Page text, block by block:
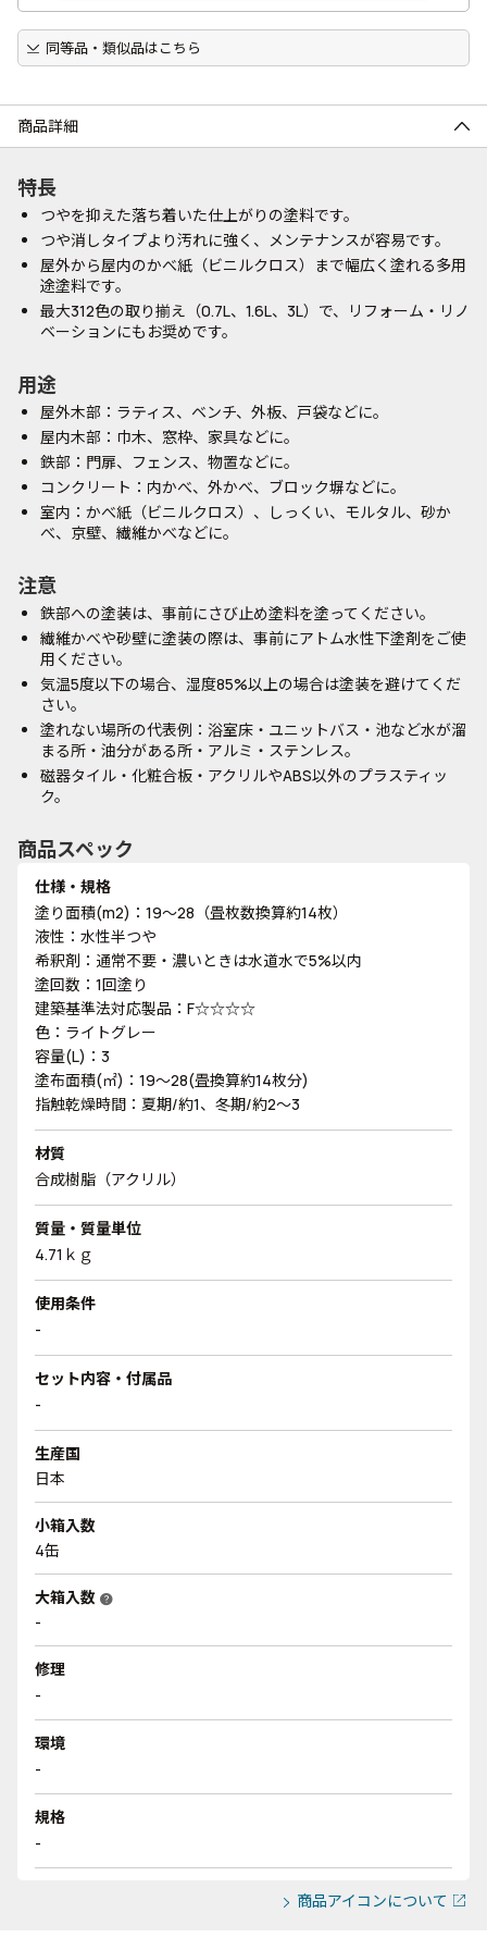
同等品・類似品はこちら
商品詳細
特長
つやを抑えた落ち着いた仕上がりの塗料です。
つや消しタイプより汚れに強く、メンテナンスが容易です。
屋外から屋内のかべ紙（ビニルクロス）まで幅広く塗れる多用
途塗料です。
最大312色の取り揃え（0.7L、1.6L、3L）で、リフォーム・リノ
ベーションにもお奨めです。
用途
屋外木部：ラティス、ベンチ、外板、戸袋などに。
屋内木部：巾木、窓枠、家具などに。
鉄部：門扉、フェンス、物置などに。
コンクリート：内かべ、外かべ、ブロック塀などに。
室内：かべ紙（ビニルクロス）、しっくい、モルタル、砂か
べ、京壁、繊維かべなどに。
注意
鉄部への塗装は、事前にさび止め塗料を塗ってください。
繊維かべや砂壁に塗装の際は、事前にアトム水性下塗剤をご使
用ください。
気温5度以下の場合、湿度85%以上の場合は塗装を避けてくだ
さい。
塗れない場所の代表例：浴室床・ユニットバス・池など水が溜
まる所・油分がある所・アルミ・ステンレス。
磁器タイル・化粧合板・アクリルやABS以外のプラスティッ
ク。
商品スペック
仕様・規格
塗り面積(m2)：19～28（畳枚数換算約14枚）
液性：水性半つや
希釈剤：通常不要・濃いときは水道水で5%以内
塗回数：1回塗り
建築基準法対応製品：F☆☆☆☆
色：ライトグレー
容量(L)：3
塗布面積(㎡)：19～28(畳換算約14枚分)
指触乾燥時間：夏期/約1、冬期/約2～3
材質
合成樹脂（アクリル）
質量・質量単位
4.71ｋｇ
使用条件
-
セット内容・付属品
-
生産国
日本
小箱入数
4缶
大箱入数 help
-
修理
-
環境
-
規格
-
商品アイコンについて